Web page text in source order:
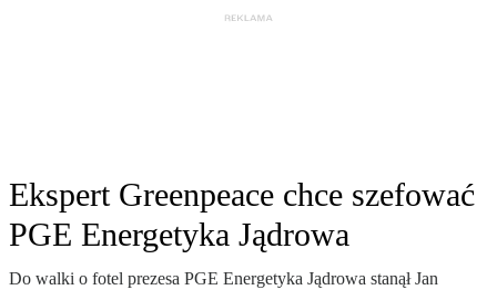
Ekspert Greenpeace chce szefować
PGE Energetyka Jądrowa
Do walki o fotel prezesa PGE Energetyka Jądrowa stanął Jan